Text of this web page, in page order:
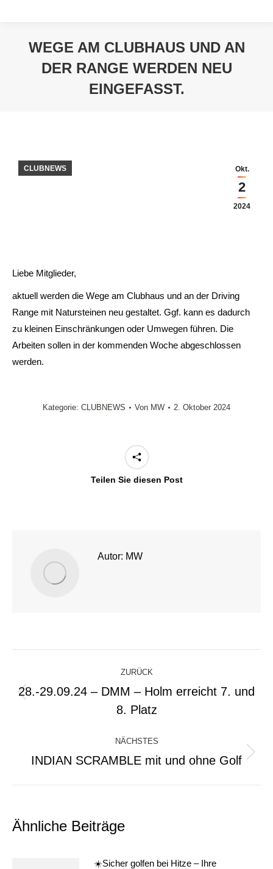
WEGE AM CLUBHAUS UND AN
DER RANGE WERDEN NEU
EINGEFASST.
Okt.
2
2024
CLUBNEWS
Liebe Mitglieder,
aktuell werden die Wege am Clubhaus und an der Driving
Range mit Natursteinen neu gestaltet. Ggf. kann es dadurch
zu kleinen Einschränkungen oder Umwegen führen. Die
Arbeiten sollen in der kommenden Woche abgeschlossen
werden.
Kategorie: CLUBNEWS Von MW 2. Oktober 2024
Teilen Sie diesen Post
Autor: MW
Kommentarnavigation
ZURÜCK
Beitrag:
28.-29.09.24 – DMM – Holm erreicht 7. und
8. Platz
NÄCHSTES
Nächster
INDIAN SCRAMBLE mit und ohne Golf
Ähnliche Beiträge
☀️Sicher golfen bei Hitze – Ihre